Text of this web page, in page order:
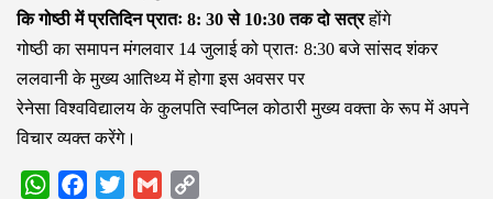
कि गोष्ठी में प्रतिदिन प्रातः 8: 30 से 10:30 तक दो सत्रहोंगे
गोष्ठी का समापन मंगलवार 14 जुलाई को प्रातः 8:30 बजे सांसद शंकर
ललवानी के मुख्य आतिथ्य में होगा इस अवसर पर
रेनेसा विश्वविद्यालय के कुलपति स्वप्निल कोठारी मुख्य वक्ता के रूप में अपने
विचार व्यक्त करेंगे।
WhatsAppFacebook
Twitter Gmail